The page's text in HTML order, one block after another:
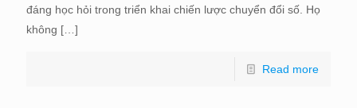
đáng học hỏi trong triển khai chiến lược chuyển đổi số. Họ
không […]
Read more